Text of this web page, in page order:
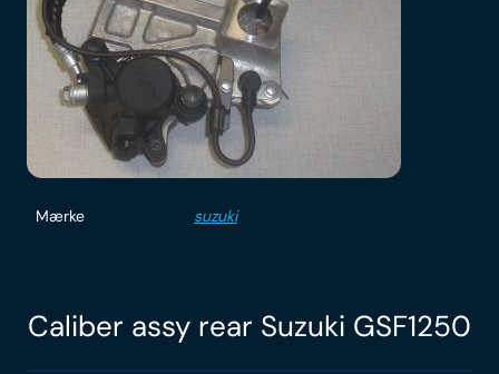
Mærke suzuki
Caliber assy rear Suzuki GSF1250